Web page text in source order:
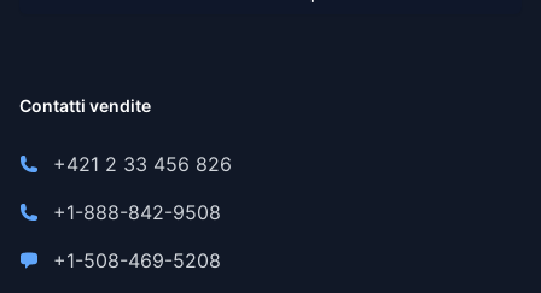
Contatti vendite
+421 2 33 456 826
+1-888-842-9508
+1-508-469-5208